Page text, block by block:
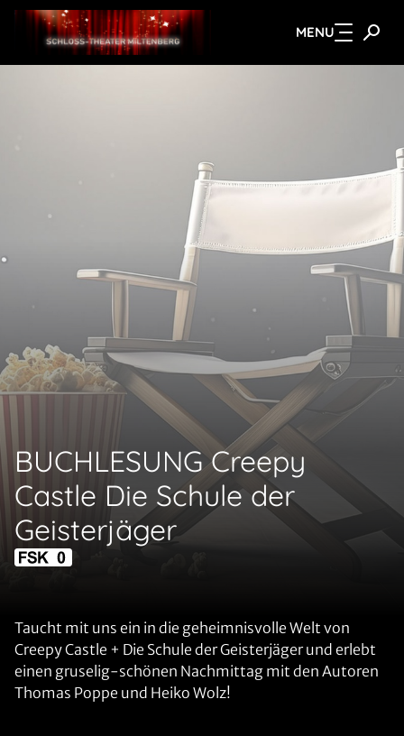
Zum Hauptinhalt springen MENU
BUCHLESUNG Creepy
Castle Die Schule der
Geisterjäger
Taucht mit uns ein in die geheimnisvolle Welt von
Creepy Castle + Die Schule der Geisterjäger und erlebt
einen gruselig-schönen Nachmittag mit den Autoren
Thomas Poppe und Heiko Wolz!